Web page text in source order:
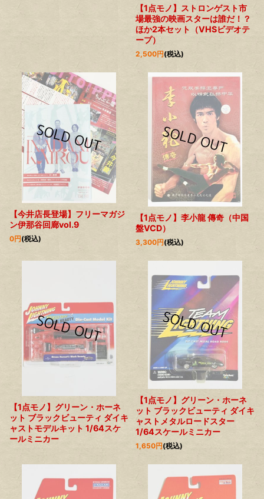
【1点モノ】ストロンゲスト市
場最強の映画スターは誰だ！？
ほか2本セット（VHSビデオテ
ープ）
2,500円(税込)
【今井店長登場】フリーマガジ
ン伊那谷回廊vol.9
0円(税込)
【1点モノ】李小龍 傳奇（中国
盤VCD）
3,300円(税込)
【1点モノ】グリーン・ホーネ
ット ブラックビューティ ダイキ
ャストモデルキット 1/64スケ
ールミニカー
【1点モノ】グリーン・ホーネ
ット ブラックビューティ ダイキ
ャストメタルロードスター
1/64スケールミニカー
1,650円(税込)